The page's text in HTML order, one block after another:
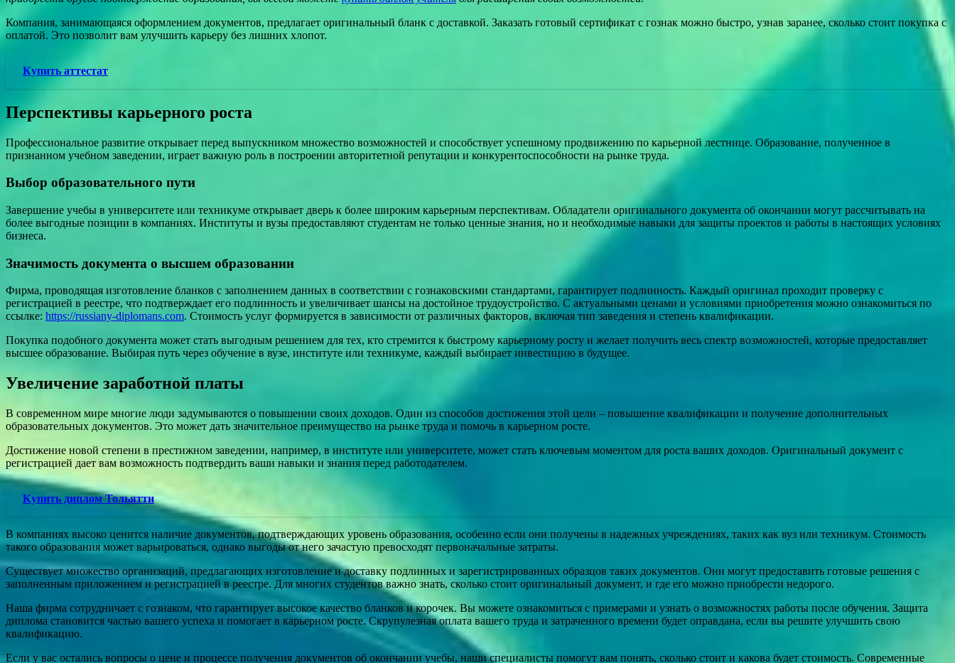
Компания, занимающаяся оформлением документов, предлагает оригинальный бланк с доставкой. Заказать готовый сертификат с гознак можно быстро, узнав заранее, сколько стоит покупка с
оплатой. Это позволит вам улучшить карьеру без лишних хлопот.
Купить аттестат
Перспективы карьерного роста
Профессиональное развитие открывает перед выпускником множество возможностей и способствует успешному продвижению по карьерной лестнице. Образование, полученное в
признанном учебном заведении, играет важную роль в построении авторитетной репутации и конкурентоспособности на рынке труда.
Выбор образовательного пути
Завершение учебы в университете или техникуме открывает дверь к более широким карьерным перспективам. Обладатели оригинального документа об окончании могут рассчитывать на
более выгодные позиции в компаниях. Институты и вузы предоставляют студентам не только ценные знания, но и необходимые навыки для защиты проектов и работы в настоящих условиях
бизнеса.
Значимость документа о высшем образовании
Фирма, проводящая изготовление бланков с заполнением данных в соответствии с гознаковскими стандартами, гарантирует подлинность. Каждый оригинал проходит проверку с
регистрацией в реестре, что подтверждает его подлинность и увеличивает шансы на достойное трудоустройство. С актуальными ценами и условиями приобретения можно ознакомиться по
ссылке: https://russiany-diplomans.com. Стоимость услуг формируется в зависимости от различных факторов, включая тип заведения и степень квалификации.
Покупка подобного документа может стать выгодным решением для тех, кто стремится к быстрому карьерному росту и желает получить весь спектр возможностей, которые предоставляет
высшее образование. Выбирая путь через обучение в вузе, институте или техникуме, каждый выбирает инвестицию в будущее.
Увеличение заработной платы
В современном мире многие люди задумываются о повышении своих доходов. Один из способов достижения этой цели – повышение квалификации и получение дополнительных
образовательных документов. Это может дать значительное преимущество на рынке труда и помочь в карьерном росте.
Достижение новой степени в престижном заведении, например, в институте или университете, может стать ключевым моментом для роста ваших доходов. Оригинальный документ с
регистрацией дает вам возможность подтвердить ваши навыки и знания перед работодателем.
Купить диплом Тольятти
В компаниях высоко ценится наличие документов, подтверждающих уровень образования, особенно если они получены в надежных учреждениях, таких как вуз или техникум. Стоимость
такого образования может варьироваться, однако выгоды от него зачастую превосходят первоначальные затраты.
Существует множество организаций, предлагающих изготовление и доставку подлинных и зарегистрированных образцов таких документов. Они могут предоставить готовые решения с
заполненным приложением и регистрацией в реестре. Для многих студентов важно знать, сколько стоит оригинальный документ, и где его можно приобрести недорого.
Наша фирма сотрудничает с гознаком, что гарантирует высокое качество бланков и корочек. Вы можете ознакомиться с примерами и узнать о возможностях работы после обучения. Защита
диплома становится частью вашего успеха и помогает в карьерном росте. Скрупулезная оплата вашего труда и затраченного времени будет оправдана, если вы решите улучшить свою
квалификацию.
Если у вас остались вопросы о цене и процессе получения документов об окончании учебы, наши специалисты помогут вам понять, сколько стоит и какова будет стоимость. Современные